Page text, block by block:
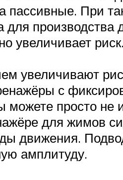
пассивные. При
для
увеличивает
увеличивают
с
просто не
для жимов
движения.
амплитуду.